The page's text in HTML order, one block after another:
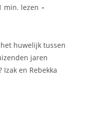
min. lezen
huwelijk tussen
jaren
en Rebekka